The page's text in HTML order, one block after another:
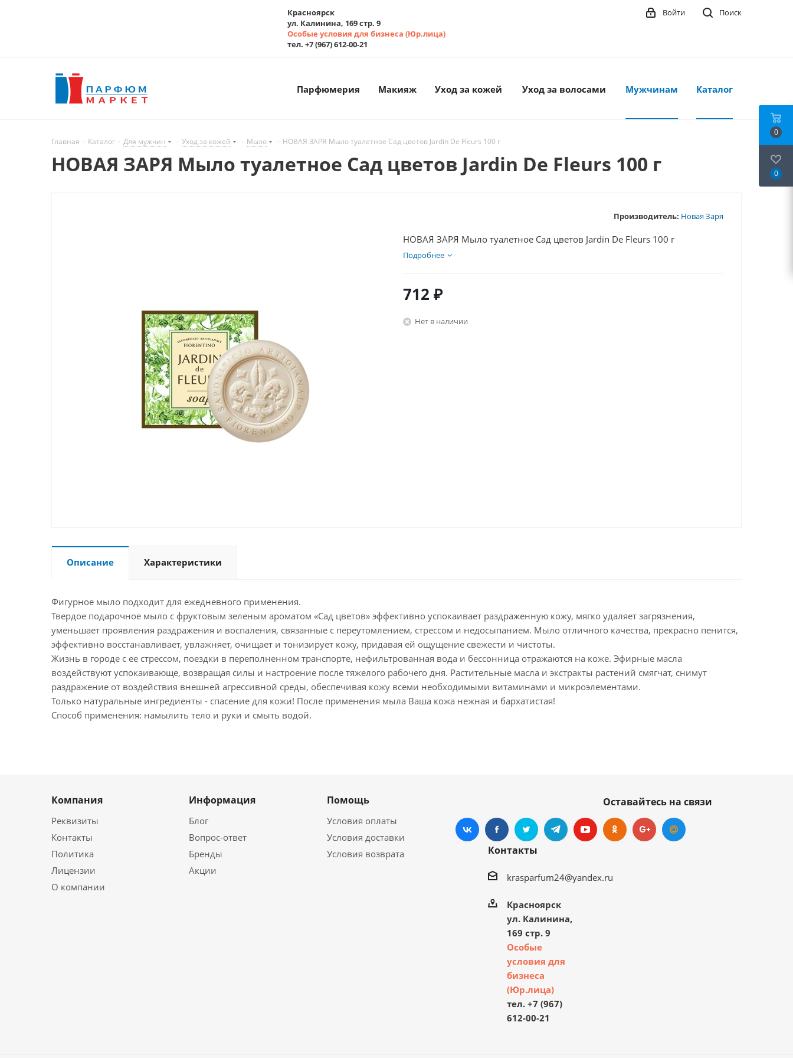
Красноярск
ул. Калинина, 169 стр. 9
Особые условия для бизнеса (Юр.лица)
тел. +7 (967) 612-00-21
Поиск
Войти
Парфюмерия Макияж Уход за кожей Уход за волосами Мужчинам Каталог
Главная - Каталог - Для мужчин - Уход за кожей - Мыло - НОВАЯ ЗАРЯ Мыло туалетное Сад цветов Jardin De Fleurs 100 г
НОВАЯ ЗАРЯ Мыло туалетное Сад цветов Jardin De Fleurs 100 г
Производитель: Новая Заря
НОВАЯ ЗАРЯ Мыло туалетное Сад цветов Jardin De Fleurs 100 г
Подробнее
712 ₽
Нет в наличии
Описание Характеристики
Фигурное мыло подходит для ежедневного применения.
Твердое подарочное мыло с фруктовым зеленым ароматом «Сад цветов» эффективно успокаивает раздраженную кожу, мягко удаляет загрязнения,
уменьшает проявления раздражения и воспаления, связанные с переутомлением, стрессом и недосыпанием. Мыло отличного качества, прекрасно пенится,
эффективно восстанавливает, увлажняет, очищает и тонизирует кожу, придавая ей ощущение свежести и чистоты.
Жизнь в городе с ее стрессом, поездки в переполненном транспорте, нефильтрованная вода и бессонница отражаются на коже. Эфирные масла
воздействуют успокаивающе, возвращая силы и настроение после тяжелого рабочего дня. Растительные масла и экстракты растений смягчат, снимут
раздражение от воздействия внешней агрессивной среды, обеспечивая кожу всеми необходимыми витаминами и микроэлементами.
Только натуральные ингредиенты - спасение для кожи! После применения мыла Ваша кожа нежная и бархатистая!
Способ применения: намылить тело и руки и смыть водой.
Компания
Реквизиты
Контакты
Политика
Лицензии
О компании
Информация
Блог
Вопрос-ответ
Бренды
Акции
Помощь
Условия оплаты
Условия доставки
Условия возврата
Оставайтесь на связи
Контакты
krasparfum24@yandex.ru
Красноярск
ул. Калинина,
169 стр. 9
Особые
условия для
бизнеса
(Юр.лица)
тел. +7 (967)
612-00-21
0
0